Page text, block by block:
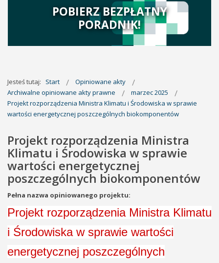
POBIERZ BEZPŁATNY
PORADNIK!
Jesteś tutaj: Start
Opiniowane akty
Archiwalne opiniowane akty prawne
marzec 2025
Projekt rozporządzenia Ministra Klimatu i Środowiska w sprawie
wartości energetycznej poszczególnych biokomponentów
Projekt rozporządzenia Ministra
Klimatu i Środowiska w sprawie
wartości energetycznej
poszczególnych biokomponentów
Pełna nazwa opiniowanego projektu:
Projekt rozporządzenia Ministra Klimatu
i Środowiska w sprawie wartości
energetycznej poszczególnych